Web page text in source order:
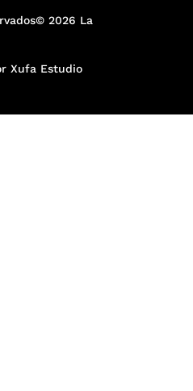
2026 La
Xufa Estudio